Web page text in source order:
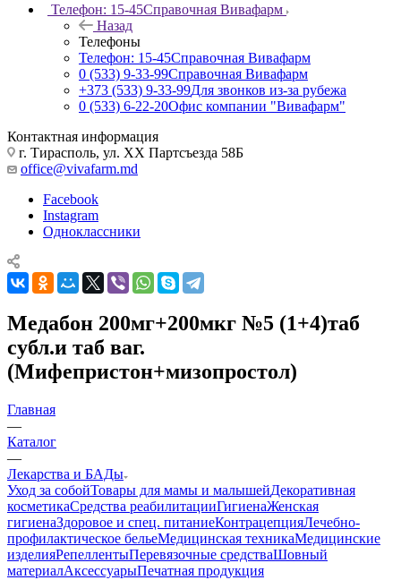
Телефон: 15-45Справочная Вивафарм
Назад
Телефоны
Телефон: 15-45Справочная Вивафарм
0 (533) 9-33-99Справочная Вивафарм
+373 (533) 9-33-99Для звонков из-за рубежа
0 (533) 6-22-20Офис компании "Вивафарм"
Контактная информация
г. Тирасполь, ул. ХХ Партсъезда 58Б
office@vivafarm.md
Facebook
Instagram
Одноклассники
Медабон 200мг+200мкг №5 (1+4)таб
субл.и таб ваг.
(Мифепристон+мизопростол)
Главная
—
Каталог
—
Лекарства и БАДы
Уход за собойТовары для мамы и малышейДекоративная
косметикаСредства реабилитацииГигиенаЖенская
гигиенаЗдоровое и спец. питаниеКонтрацепцияЛечебно-
профилактическое бельеМедицинская техникаМедицинские
изделияРепеллентыПеревязочные средстваШовный
материалАксессуарыПечатная продукция